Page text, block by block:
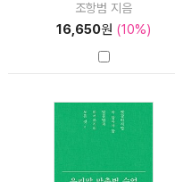
조항범 지음
16,650원 (10%)